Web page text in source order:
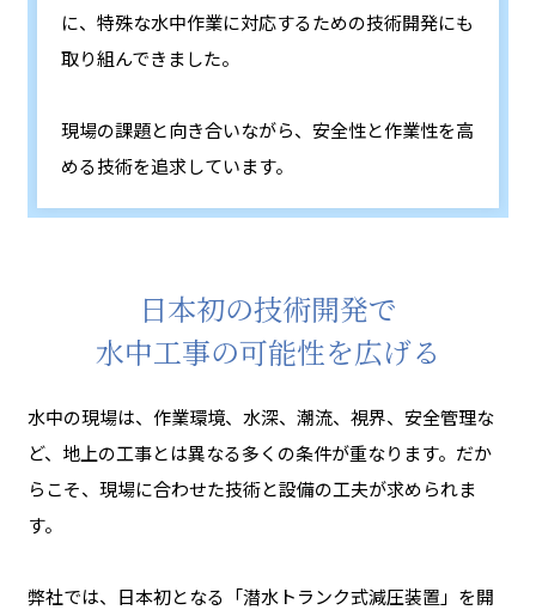
に、特殊な水中作業に対応するための技術開発にも
取り組んできました。
現場の課題と向き合いながら、安全性と作業性を高
める技術を追求しています。
日本初の技術開発で
水中工事の可能性を広げる
水中の現場は、作業環境、水深、潮流、視界、安全管理な
ど、地上の工事とは異なる多くの条件が重なります。だか
らこそ、現場に合わせた技術と設備の工夫が求められま
す。
弊社では、日本初となる「潜水トランク式減圧装置」を開